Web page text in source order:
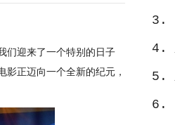
们迎来了一个特别的日子
正迈向一个全新的纪元，
3.
4.
5.
6.